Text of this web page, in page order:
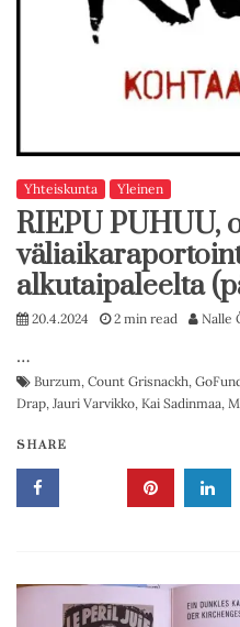
Yhteiskunta Yleinen
RIEPU PUHUU,
alkutaipaleelta
20.4.2024 2 min read Nalle
…
Burzum, Count Grisnackh,
Drap, Jauri Varvikko, Kai Sadinmaa,
SHARE